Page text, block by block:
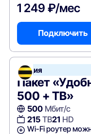
1 249 ₽/мес
Подключить
Акция
Пакет
500 + ТВ»
500Мбит/с
215ТВ21 HD
Wi-Fi роутер